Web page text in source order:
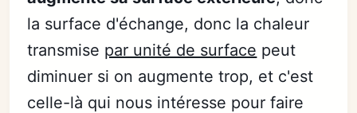
la surface d'échange, donc la chaleur
transmise par unité de surface peut
diminuer si on augmente trop, et c'est
celle-là qui nous intéresse pour faire